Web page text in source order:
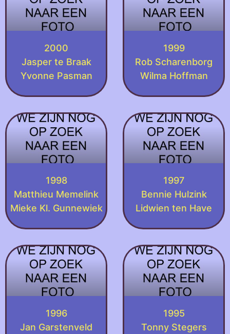
2000
Jasper te Braak
Yvonne Pasman
1999
Rob Scharenborg
Wilma Hoffman
1998
Matthieu Memelink
Mieke Kl. Gunnewiek
1997
Bennie Hulzink
Lidwien ten Have
1996
Jan Garstenveld
1995
Tonny Stegers